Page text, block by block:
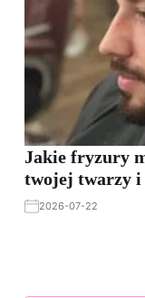
Jakie fryzury
twojej twarzy i
2026-07-22